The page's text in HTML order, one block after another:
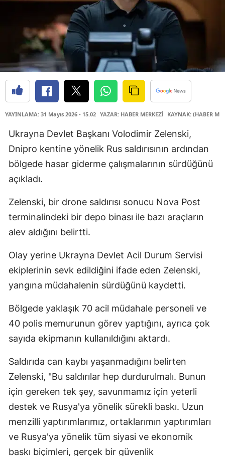
YAYINLAMA: 31 Mayıs 2026 - 15.02 YAZAR: HABER MERKEZİ KAYNAK: (HABER
Ukrayna Devlet Başkanı Volodimir Zelenski,
Dnipro kentine yönelik Rus saldırısının ardından
bölgede hasar giderme çalışmalarının sürdüğünü
açıkladı.
Zelenski, bir drone saldırısı sonucu Nova Post
terminalindeki bir depo binası ile bazı araçların
alev aldığını belirtti.
Olay yerine Ukrayna Devlet Acil Durum Servisi
ekiplerinin sevk edildiğini ifade eden Zelenski,
yangına müdahalenin sürdüğünü kaydetti.
Bölgede yaklaşık 70 acil müdahale personeli ve
40 polis memurunun görev yaptığını, ayrıca çok
sayıda ekipmanın kullanıldığını aktardı.
Saldırıda can kaybı yaşanmadığını belirten
Zelenski, "Bu saldırılar hep durdurulmalı. Bunun
için gereken tek şey, savunmamız için yeterli
destek ve Rusya'ya yönelik sürekli baskı. Uzun
menzilli yaptırımlarımız, ortaklarımın yaptırımları
ve Rusya'ya yönelik tüm siyasi ve ekonomik
baskı biçimleri, gerçek bir güvenlik